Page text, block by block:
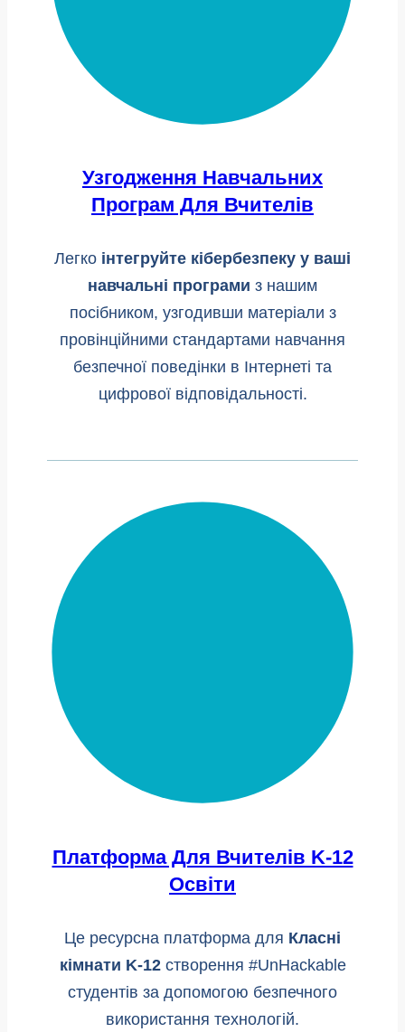
Узгодження Навчальних
Програм Для Вчителів
Легко інтегруйте кібербезпеку у ваші
навчальні програми з нашим
посібником, узгодивши матеріали з
провінційними стандартами навчання
безпечної поведінки в Інтернеті та
цифрової відповідальності.
Платформа Для Вчителів K-12
Освіти
Це ресурсна платформа для Класні
кімнати K-12створення #UnHackable
студентів за допомогою безпечного
використання технологій.